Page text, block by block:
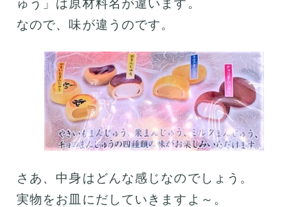
ゅう」は原材料名が違います。
なので、味が違うのです。
さあ、中身はどんな感じなのでしょう。
実物をお皿にだしていきますよ～。